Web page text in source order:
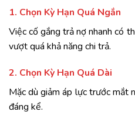
1. Chọn Kỳ Hạn Quá Ngắn
Việc cố gắng trả nợ nhanh có
vượt quá khả năng chi trả.
2. Chọn Kỳ Hạn Quá Dài
Mặc dù giảm áp lực trước mắt
đáng kể.